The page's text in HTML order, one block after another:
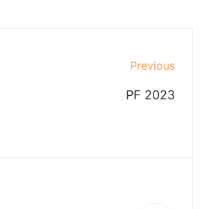
Previous
PF 2023